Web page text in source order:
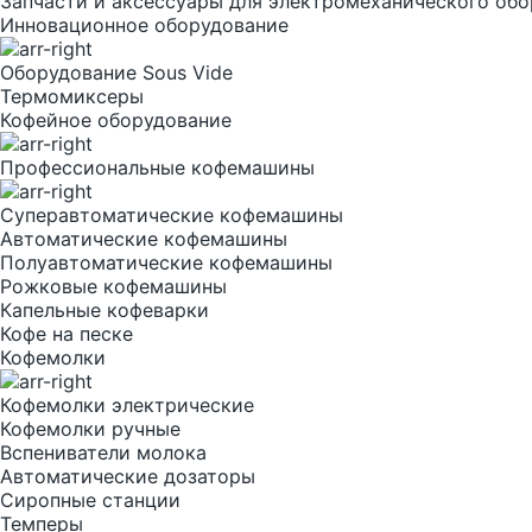
Инновационное оборудование
Оборудование Sous Vide
Термомиксеры
Кофейное оборудование
Профессиональные кофемашины
Суперавтоматические кофемашины
Автоматические кофемашины
Полуавтоматические кофемашины
Рожковые кофемашины
Капельные кофеварки
Кофе на песке
Кофемолки
Кофемолки электрические
Кофемолки ручные
Вспениватели молока
Автоматические дозаторы
Сиропные станции
Темперы